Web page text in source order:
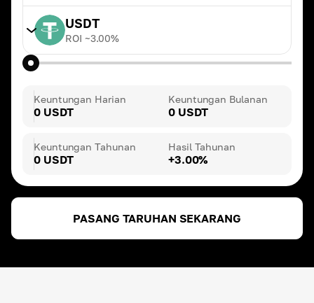
USDT
ROI ~3.00%
ROI ~3.00%
ETH
USDT
Keuntungan Harian
0 USDT
Keuntungan Bulanan
0 USDT
Keuntungan Tahunan
0 USDT
Hasil Tahunan
+3.00%
PASANG TARUHAN SEKARANG